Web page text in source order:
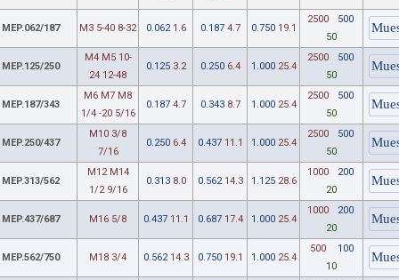
MEP.062/187 M3 5-40 8-32 0.062 1.6 0.187 4.7 0.750 19.1
2500
500
50
MEP.125/250
M4 M5 10-
24 12-48
0.125 3.2 0.250 6.4 1.000 25.4
2500
500
50
MEP.187/343
M6 M7 M8
1/4 -20 5/16
0.187 4.7 0.343 8.7 1.000 25.4
2500
500
50
MEP.250/437
M10 3/8
7/16
0.250 6.4 0.437 11.1 1.000 25.4
2500
500
50
MEP.313/562
M12 M14
1/2 9/16
0.313 8.0 0.562 14.3 1.125 28.6
1000
200
20
MEP.437/687 M16 5/8 0.437 11.1 0.687 17.4 1.000 25.4
1000
200
20
MEP.562/750 M18 3/4 0.562 14.3 0.750 19.1 1.000 25.4
500
100
10